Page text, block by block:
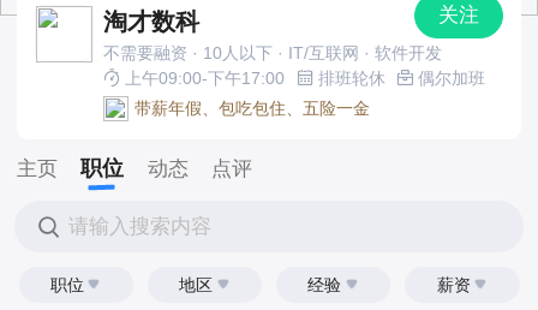
淘才数科 关注
不需要融资 · 10人以下 · IT/互联网 · 软件开发
上午09:00-下午17:00
排班轮休
偶尔加班
带薪年假、包吃包住、五险一金
主页 职位 动态 点评
请输入搜索内容
职位 地区 经验 薪资